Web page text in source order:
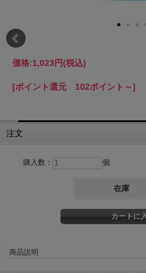
価格:1,023円(税込)
[ポイント還元 102ポイント～]
注文
購入数： 個
在庫
商品説明